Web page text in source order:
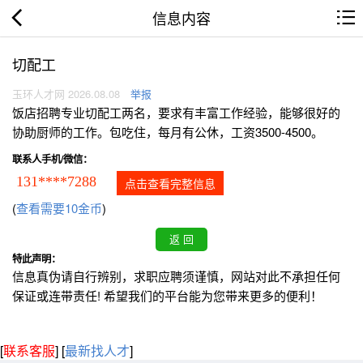
信息内容
切配工
玉环人才网 2026.08.08 举报
饭店招聘专业切配工两名，要求有丰富工作经验，能够很好的
协助厨师的工作。包吃住，每月有公休，工资3500-4500。
联系人手机/微信：
131****7288 点击查看完整信息
(查看需要10金币)
特此声明：
信息真伪请自行辨别，求职应聘须谨慎，网站对此不承担任何
保证或连带责任! 希望我们的平台能为您带来更多的便利！
[联系客服] [最新找人才]